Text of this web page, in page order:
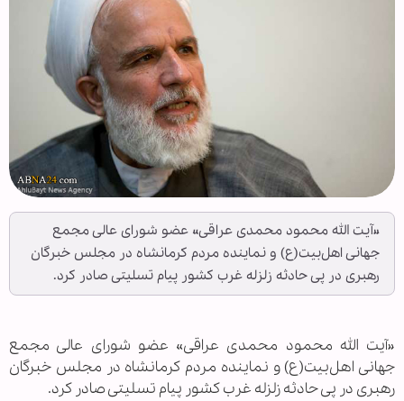
«آیت الله محمود محمدی عراقی» عضو شورای عالی مجمع
جهانی اهل‌بیت(ع) و نماینده مردم کرمانشاه در مجلس خبرگان
رهبری در پی حادثه زلزله غرب کشور پیام تسلیتی صادر کرد.
«آیت الله محمود محمدی عراقی» عضو شورای عالی مجمع
جهانی اهل‌بیت(ع) و نماینده مردم کرمانشاه در مجلس خبرگان
رهبری در پی حادثه زلزله غرب کشور پیام تسلیتی صادر کرد.